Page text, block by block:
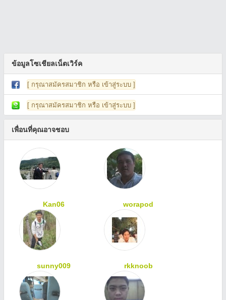
ข้อมูลโซเชียลเน็ตเวิร์ค
[ กรุณาสมัครสมาชิก หรือ เข้าสู่ระบบ ]
[ กรุณาสมัครสมาชิก หรือ เข้าสู่ระบบ ]
เพื่อนที่คุณอาจชอบ
Kan06 worapod
sunny009 rkknoob